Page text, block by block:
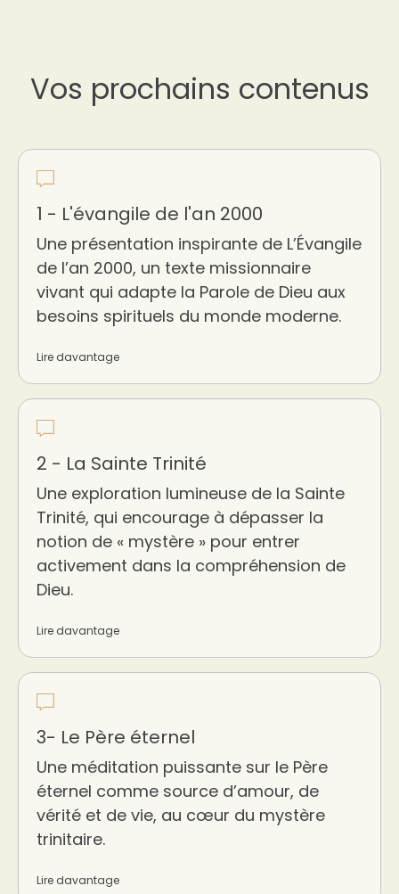
Vos prochains contenus
1 - L'évangile de l'an 2000
Une présentation inspirante de L’Évangile
de l’an 2000, un texte missionnaire
vivant qui adapte la Parole de Dieu aux
besoins spirituels du monde moderne.
Lire davantage
2 - La Sainte Trinité
Une exploration lumineuse de la Sainte
Trinité, qui encourage à dépasser la
notion de « mystère » pour entrer
activement dans la compréhension de
Dieu.
Lire davantage
3- Le Père éternel
Une méditation puissante sur le Père
éternel comme source d’amour, de
vérité et de vie, au cœur du mystère
trinitaire.
Lire davantage